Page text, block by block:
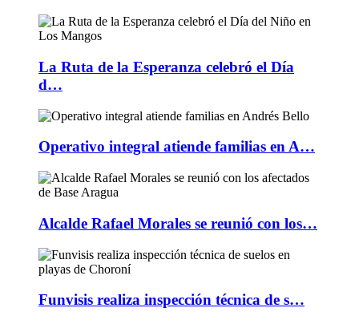
La Ruta de la Esperanza celebró el Día
d…
Operativo integral atiende familias en A…
Alcalde Rafael Morales se reunió con los…
Funvisis realiza inspección técnica de s…